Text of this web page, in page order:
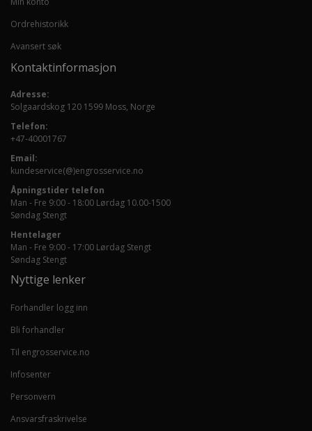
Ordrehistorikk
Avansert søk
Kontaktinformasjon
Adresse:
Solgaardskog 120 1599 Moss, Norge
Telefon:
+47-40001767
Email:
kundeservice(@)engrosservice.no
Åpningstider telefon
Man - Fre 9:00 - 18:00 Lørdag 10.00-1500
Søndag Stengt
Hentelager
Man - Fre 9:00 - 17:00 Lørdag Stengt
Søndag Stengt
Nyttige lenker
Forhandler logg inn
Bli forhandler
Til engrosservice.no
Infosenter
Personvern
Ansvarsfraskrivelse